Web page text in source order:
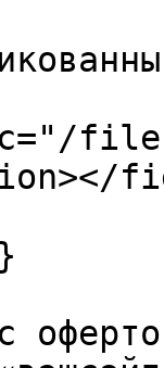
files/